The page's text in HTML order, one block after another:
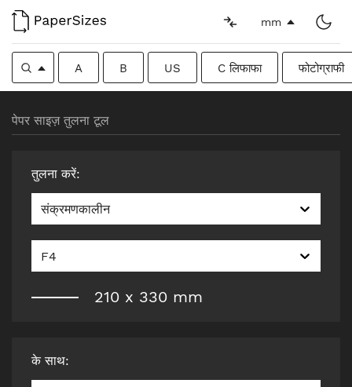
mm
A B US C लिफाफा फोटोग्राफी
पेपर साइज़ तुलना टूल
तुलना करें:
संक्रमणकालीन
F4
210 x 330 mm
के साथ: